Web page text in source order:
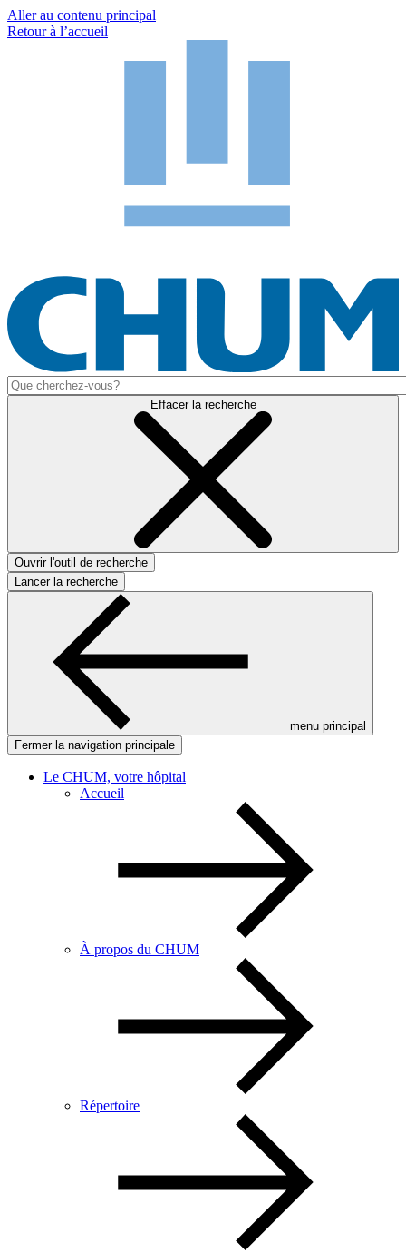
Aller au contenu principal
Retour à l’accueil
Effacer la recherche
Ouvrir l'outil de recherche
Lancer la recherche
menu principal
Fermer la navigation principale
Le CHUM, votre hôpital
Accueil
À propos du CHUM
Répertoire